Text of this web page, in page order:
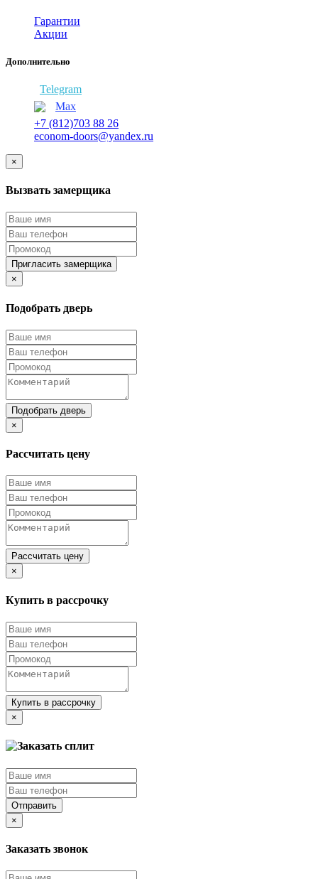
Гарантии
Акции
Дополнительно
Telegram
Max
+7 (812)703 88 26
econom-doors@yandex.ru
×
Вызвать замерщика
Пригласить замерщика
×
Подобрать дверь
Подобрать дверь
×
Рассчитать цену
Рассчитать цену
×
Купить в рассрочку
Купить в рассрочку
×
Отправить
×
Заказать звонок